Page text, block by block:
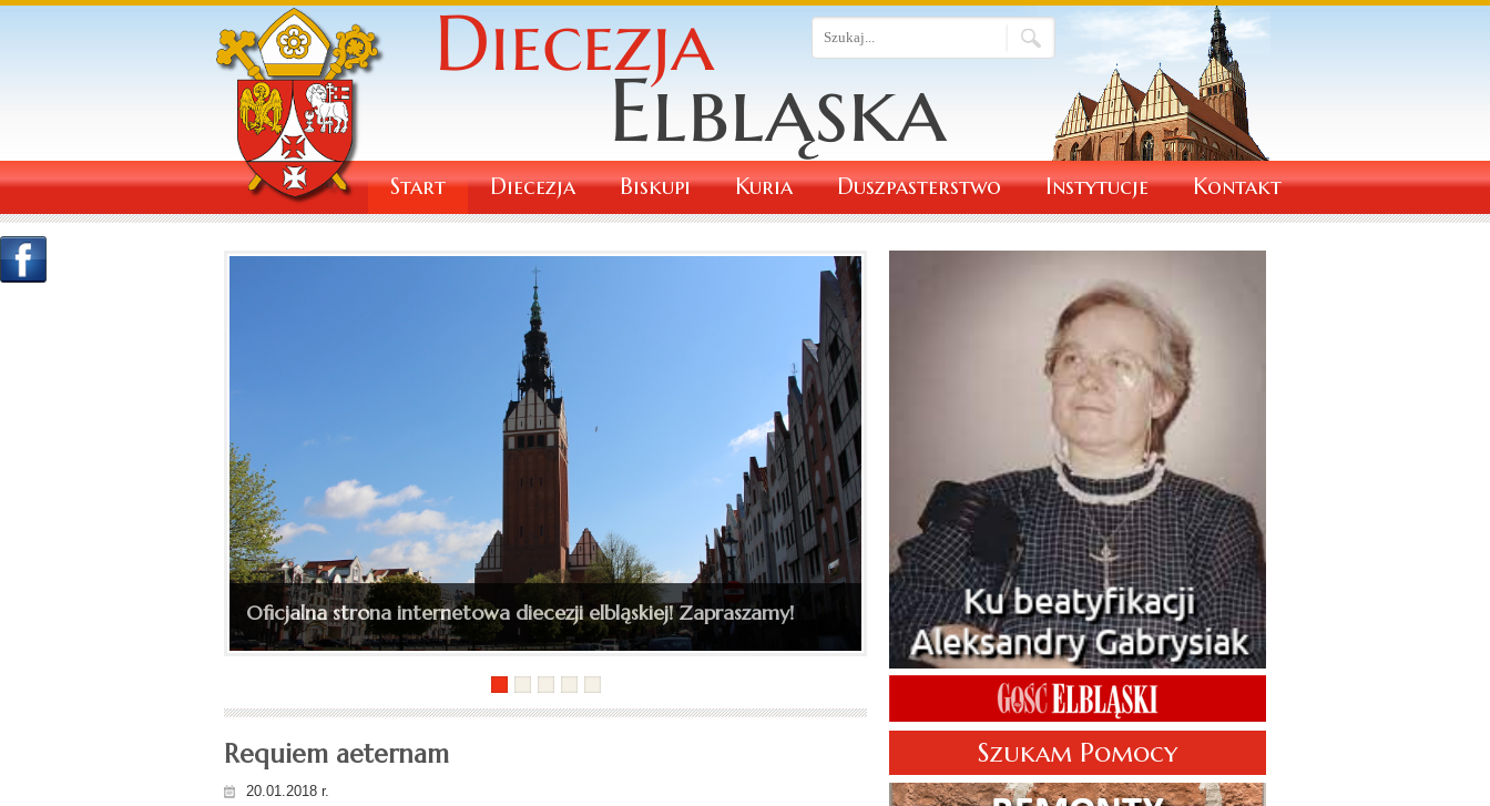
Start Diecezja Biskupi Kuria Duszpasterstwo Instytucje Kontakt
Ingres bp. Wojciecha Skibickiego do katedry św. Mikołaja
(depesza, fotorelacja)...
Requiem aeternam
20.01.2018 r.
Szukam Pomocy